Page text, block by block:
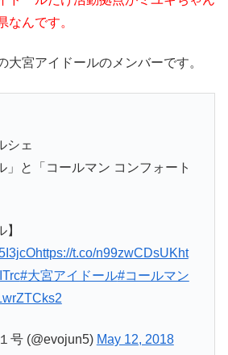
なんです。
大宮アイドールのメンバーです。
シェ
」と「コールマン コンフォート
https://t.co/n99zwCDsUKht
#大宮アイドール#コールマン
号 (@evojun5) May 12, 2018